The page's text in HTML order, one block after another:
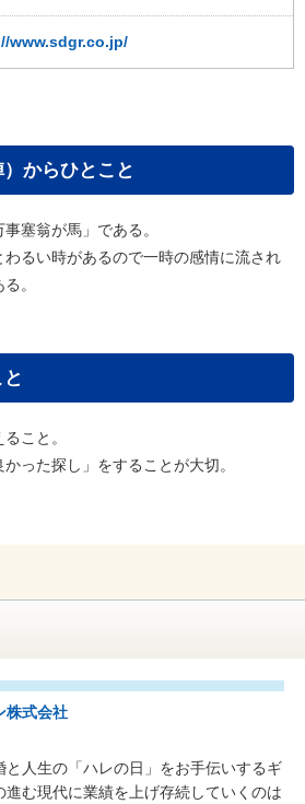
www.sdgr.co.jp/
からひとこと
塞翁が馬」である。
わるい時があるので一時の感情に流され
。
こと。
った探し」をすることが大切。
株式会社
と人生の「ハレの日」をお手伝いするギ
進む現代に業績を上げ存続していくのは